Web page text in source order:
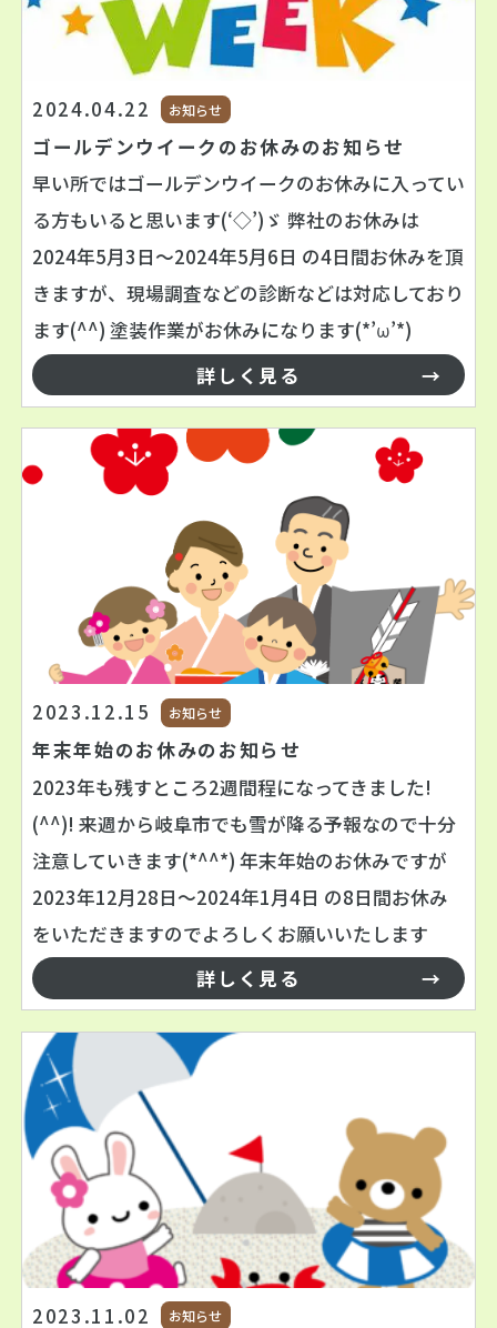
2024.04.22 お知らせ
ゴールデンウイークのお休みのお知らせ
早い所ではゴールデンウイークのお休みに入ってい
る方もいると思います(‘◇’)ゞ 弊社のお休みは
2024年5月3日～2024年5月6日 の4日間お休みを頂
きますが、現場調査などの診断などは対応しており
ます(^^) 塗装作業がお休みになります(*’ω’*)
詳しく見る
2023.12.15 お知らせ
年末年始のお休みのお知らせ
2023年も残すところ2週間程になってきました!
(^^)! 来週から岐阜市でも雪が降る予報なので十分
注意していきます(*^^*) 年末年始のお休みですが
2023年12月28日～2024年1月4日 の8日間お休み
をいただきますのでよろしくお願いいたします
詳しく見る
2023.11.02 お知らせ